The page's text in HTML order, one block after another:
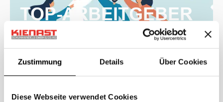
Zustimmung Details Über Cookies
Diese Webseite verwendet Cookies
TOP-ARBEITGEBER
IM HANDEL 2025